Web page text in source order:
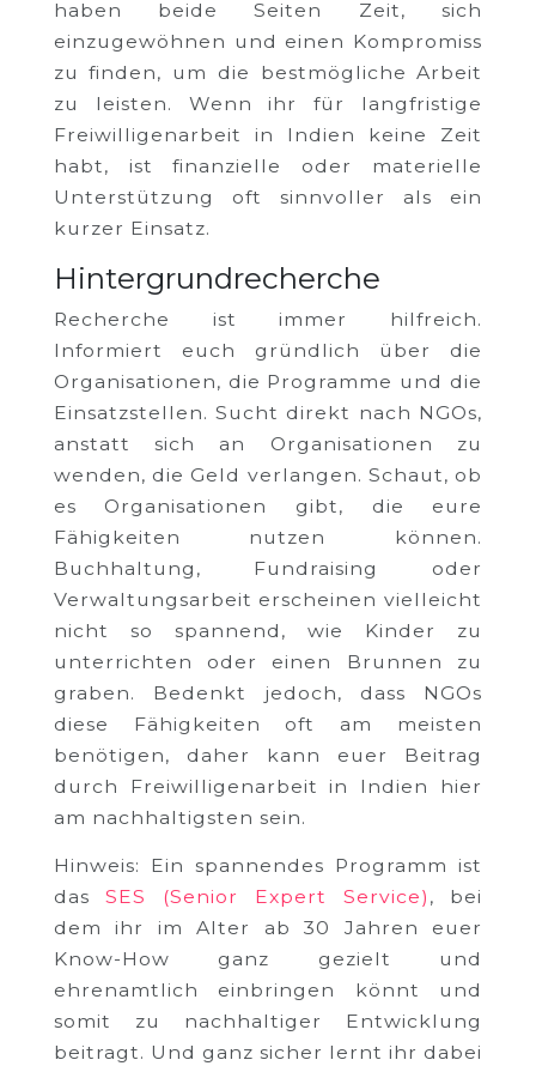
haben beide Seiten Zeit, sich
einzugewöhnen und einen Kompromiss
zu finden, um die bestmögliche Arbeit
zu leisten. Wenn ihr für langfristige
Freiwilligenarbeit in Indien keine Zeit
habt, ist finanzielle oder materielle
Unterstützung oft sinnvoller als ein
kurzer Einsatz.
Hintergrundrecherche
Recherche ist immer hilfreich.
Informiert euch gründlich über die
Organisationen, die Programme und die
Einsatzstellen. Sucht direkt nach NGOs,
anstatt sich an Organisationen zu
wenden, die Geld verlangen. Schaut, ob
es Organisationen gibt, die eure
Fähigkeiten nutzen können.
Buchhaltung, Fundraising oder
Verwaltungsarbeit erscheinen vielleicht
nicht so spannend, wie Kinder zu
unterrichten oder einen Brunnen zu
graben. Bedenkt jedoch, dass NGOs
diese Fähigkeiten oft am meisten
benötigen, daher kann euer Beitrag
durch Freiwilligenarbeit in Indien hier
am nachhaltigsten sein.
Hinweis: Ein spannendes Programm ist
dasSES (Senior Expert Service) , bei
dem ihr im Alter ab 30 Jahren euer
Know-How ganz gezielt und
ehrenamtlich einbringen könnt und
somit zu nachhaltiger Entwicklung
beitragt. Und ganz sicher lernt ihr dabei